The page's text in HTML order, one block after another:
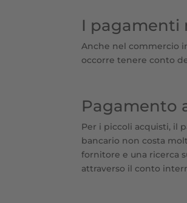
I pagamenti
Anche nel commercio
occorre tenere conto
Pagamento
Per i piccoli acquisti, il
bancario non costa
fornitore e una ricerca
attraverso il conto